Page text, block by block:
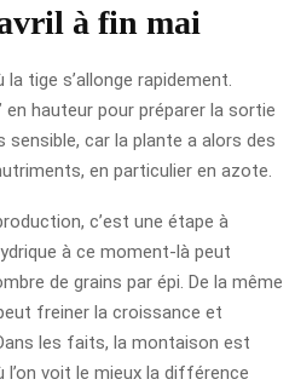
à fin mai
tige s’allonge rapidement.
hauteur pour préparer la sortie
sensible, car la plante a alors des
en particulier en azote.
c’est une étape à
à ce moment-là peut
de grains par épi. De la même
freiner la croissance et
les faits, la montaison est
voit le mieux la différence